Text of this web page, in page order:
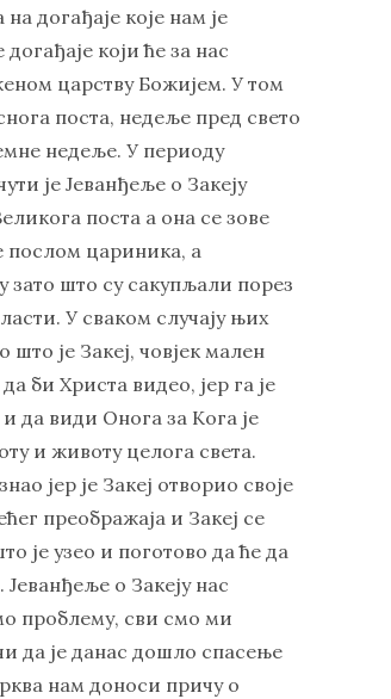
догађаје које нам је
који ће за нас
царству Божијем. У том
поста, недеље пред свето
недеље. У периоду
је Јеванђеље о Закеју
поста а она се зове
послом цариника, а
зато што су сакупљали порез
У сваком случају њих
је Закеј, човјек мален
би Христа видео, јер га је
да види Онога за Кога је
и животу целога света.
јер је Закеј отворио своје
преображаја и Закеј се
је узео и поготово да ће да
о Закеју нас
проблему, сви смо ми
да је данас дошло спасење
нам доноси причу о